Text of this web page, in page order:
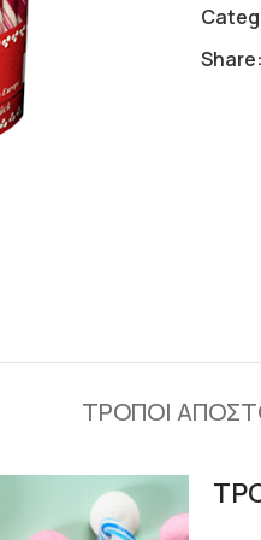
Share:
ΤΡΟΠΟΙ